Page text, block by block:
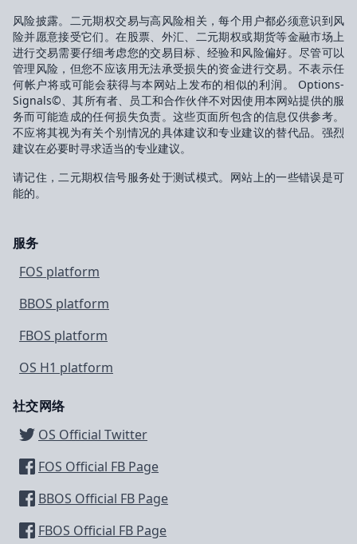
风险披露。二元期权交易与高风险相关，每个用户都必须意识到风
险并愿意接受它们。在股票、外汇、二元期权或期货等金融市场上
进行交易需要仔细考虑您的交易目标、经验和风险偏好。尽管可以
管理风险，但您不应该用无法承受损失的资金进行交易。不表示任
何帐户将或可能会获得与本网站上发布的相似的利润。 Options-
Signals©、其所有者、员工和合作伙伴不对因使用本网站提供的服
务而可能造成的任何损失负责。这些页面所包含的信息仅供参考。
不应将其视为有关个别情况的具体建议和专业建议的替代品。强烈
建议在必要时寻求适当的专业建议。
请记住，二元期权信号服务处于测试模式。网站上的一些错误是可
能的。
服务
FOS platform
BBOS platform
FBOS platform
OS H1 platform
社交网络
OS Official Twitter
FOS Official FB Page
BBOS Official FB Page
FBOS Official FB Page